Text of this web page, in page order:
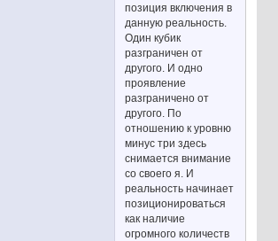
позиция включения в
данную реальность.
Один кубик
разграничен от
другого. И одно
проявление
разграничено от
другого. По
отношению к уровню
минус три здесь
снимается внимание
со своего я. И
реальность начинает
позиционироваться
как наличие
огромного количеств